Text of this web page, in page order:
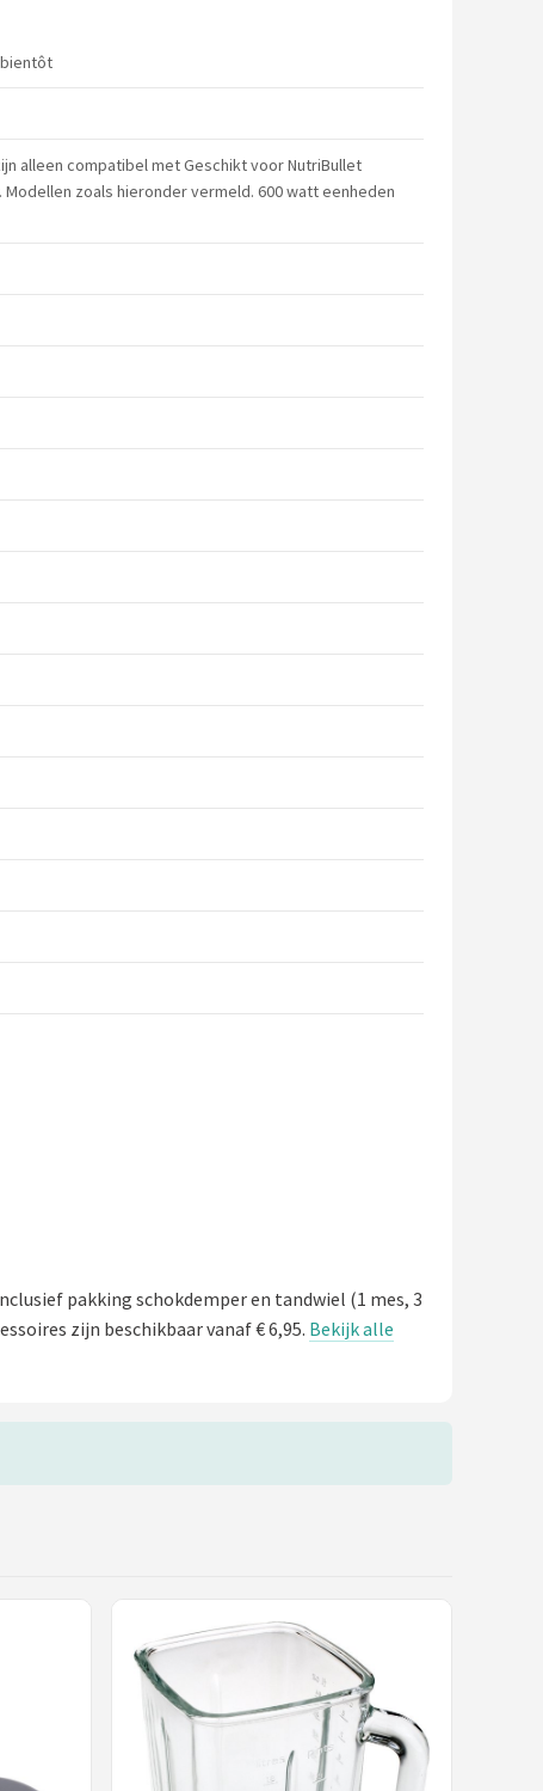
alleen compatibel met Geschikt voor NutriBullet
zoals hieronder vermeld. 600 watt eenheden
pakking schokdemper en tandwiel (1 mes, 3
zijn beschikbaar vanaf € 6,95. Bekijk alle